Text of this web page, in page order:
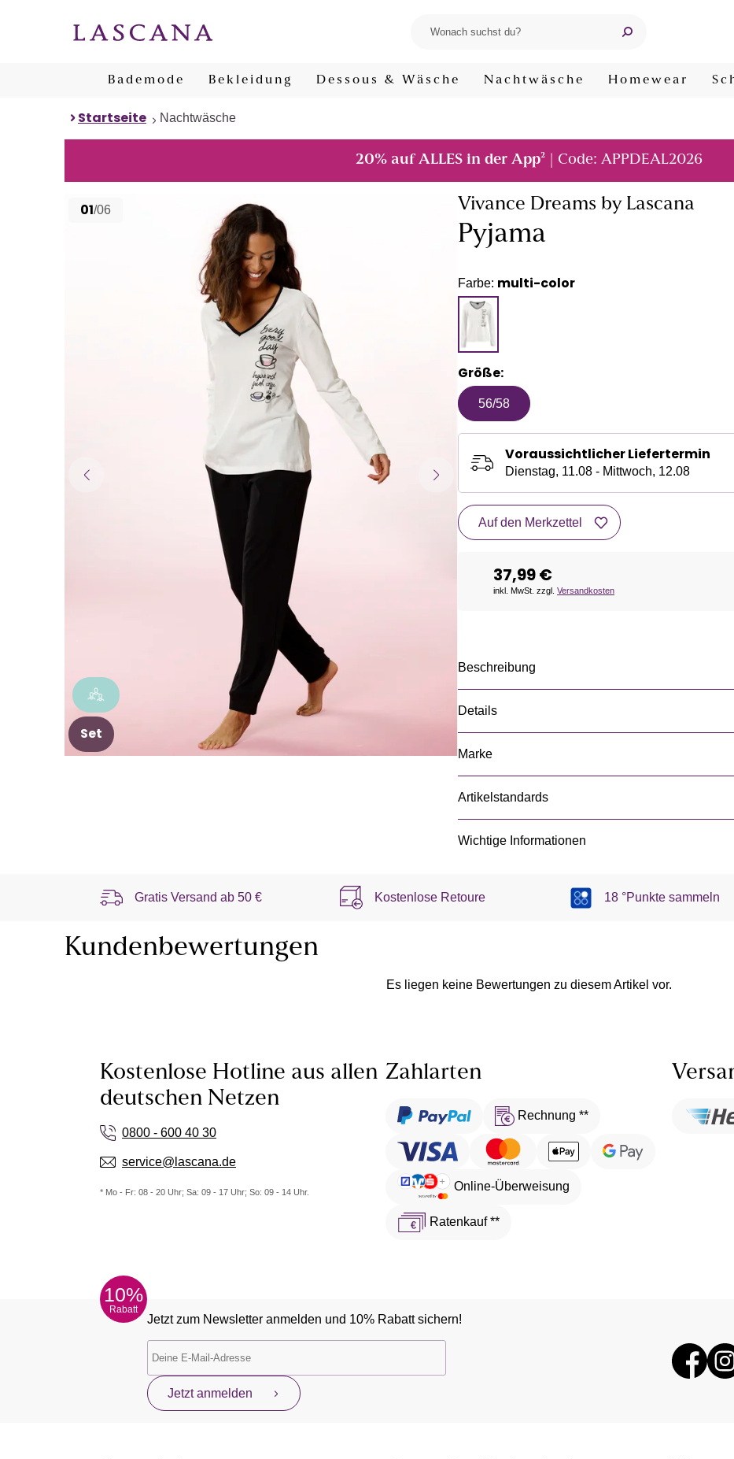
Bademode Bekleidung Dessous & Wäsche Nachtwäsche Homewear
Startseite Nachtwäsche
20% auf ALLES in der App²| Code: APPDEAL2026
01/06
Set
Vivance Dreams by Lascana
Pyjama
Farbe: multi-color
Größe:
56/58
Voraussichtlicher Liefertermin
Dienstag, 11.08 - Mittwoch, 12.08
Auf den Merkzettel
37,99 €
inkl. MwSt. zzgl. Versandkosten
Beschreibung
Details
Marke
Artikelstandards
Wichtige Informationen
Gratis Versand ab 50 € Kostenlose Retoure 18 °Punkte sammeln
Kundenbewertungen
Es liegen keine Bewertungen zu diesem Artikel vor.
Kostenlose Hotline aus allen
deutschen Netzen
0800 - 600 40 30
service@lascana.de
* Mo - Fr: 08 - 20 Uhr; Sa: 09 - 17 Uhr; So: 09 - 14 Uhr.
Zahlarten
Rechnung **
Online-Überweisung
Ratenkauf **
10%
Rabatt
Jetzt zum Newsletter anmelden und 10% Rabatt sichern!
Jetzt anmelden